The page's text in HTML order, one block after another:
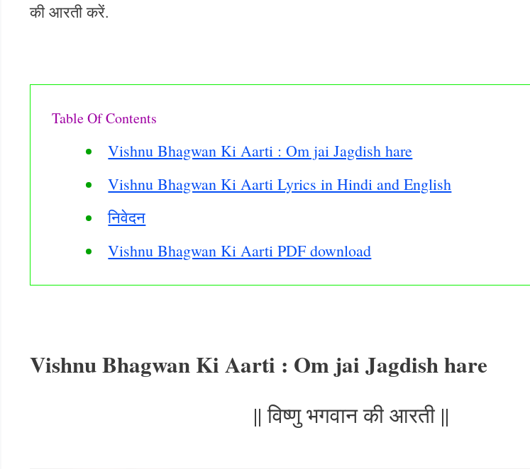
की आरती करें.
Table Of Contents
Vishnu Bhagwan Ki Aarti : Om jai Jagdish hare
Vishnu Bhagwan Ki Aarti Lyrics in Hindi and English
निवेदन
Vishnu Bhagwan Ki Aarti PDF download
Vishnu Bhagwan Ki Aarti : Om jai Jagdish hare
|| विष्णु भगवान की आरती ||